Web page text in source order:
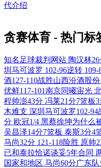
代介绍
贪赛体育 - 热门标
知名足球裁判网站 陶汉林
圳马可波罗 102-96逆转 109-
酒127-110战胜山西汾酒股份
优鲜117-101南京同曦宙光
程帅澎43分 冯莱21分7篮板
木难支 深圳马可波罗102-
分 欧冠1/4 黑蔡徐坤为什么
吴昌泽14分7篮板 泰斯3分4
马尚32分 121-118险胜 原帅
已和泰拉恰诺谈妥5年合同
国家和地区 马尚60分广东